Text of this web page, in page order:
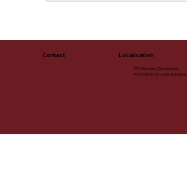
Contact Localisation
3 Pl. Georges Clemenceau
49320 Brissac-Loire-Aubance